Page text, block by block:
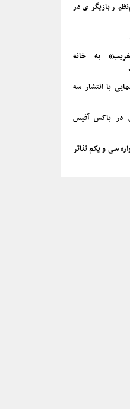
بازیگری در
به خانه
با انتشار سه
در باکس آفیس
سی و یکم تئاتر